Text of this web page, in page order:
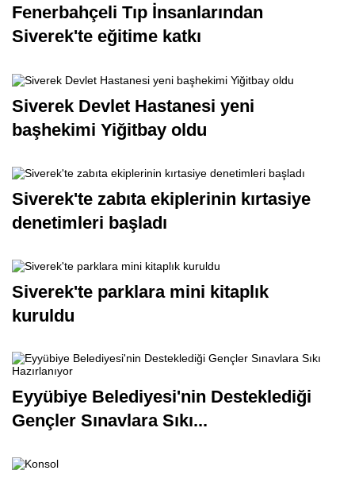
Fenerbahçeli Tıp İnsanlarından
Siverek'te eğitime katkı
Siverek Devlet Hastanesi yeni
başhekimi Yiğitbay oldu
Siverek'te zabıta ekiplerinin kırtasiye
denetimleri başladı
Siverek'te parklara mini kitaplık
kuruldu
Eyyübiye Belediyesi'nin Desteklediği
Gençler Sınavlara Sıkı...